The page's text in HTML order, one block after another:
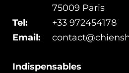
Indispensables
75009 Paris
Tel:
+33 972454178
Email: